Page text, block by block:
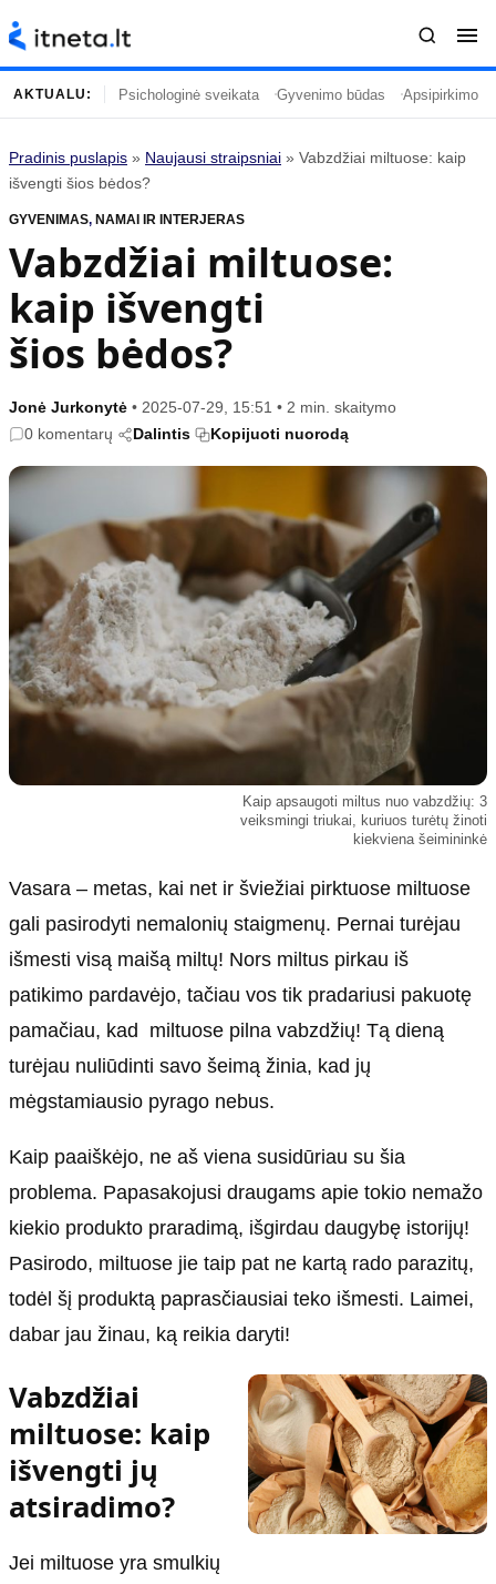
Turinys
Naujausi straipsniai
Gyvenimas
Įdomybės
Mada
Mokslas
Kulinarija
Technologijos
Gyvenimo būdas
Populiaru
Sodas ir daržas
Sveikata ir grožis
Karjera
Psichologinė sveikata
Tvari mada
Informacija
Klaidų taisymo politika
Naudojimo sąlygos
Privatumo politika
Reklamos politika
Slapukų politika
Apie mus
Redakcinė politika
Dirbtinis intelektas
AKTUALU: Psichologinė sveikata Gyvenimo būdas Apsipirkimo
Pradinis puslapis » Naujausi straipsniai » Vabzdžiai miltuose: kaip
išvengti šios bėdos?
GYVENIMAS, NAMAI IR INTERJERAS
Vabzdžiai miltuose:
kaip išvengti
šios bėdos?
Jonė Jurkonytė • 2025-07-29, 15:51 • 2 min. skaitymo
0 komentarų
Dalintis Kopijuoti nuorodą
Kaip apsaugoti miltus nuo vabzdžių: 3
veiksmingi triukai, kuriuos turėtų žinoti
kiekviena šeimininkė
Vasara – metas, kai net ir šviežiai pirktuose miltuose
gali pasirodyti nemalonių staigmenų. Pernai turėjau
išmesti visą maišą miltų! Nors miltus pirkau iš
patikimo pardavėjo, tačiau vos tik pradariusi pakuotę
pamačiau, kad miltuose pilna vabzdžių! Tą dieną
turėjau nuliūdinti savo šeimą žinia, kad jų
mėgstamiausio pyrago nebus.
Kaip paaiškėjo, ne aš viena susidūriau su šia
problema. Papasakojusi draugams apie tokio nemažo
kiekio produkto praradimą, išgirdau daugybę istorijų!
Pasirodo, miltuose jie taip pat ne kartą rado parazitų,
todėl šį produktą paprasčiausiai teko išmesti. Laimei,
dabar jau žinau, ką reikia daryti!
Vabzdžiai
miltuose: kaip
išvengti jų
atsiradimo?
Jei miltuose yra smulkių